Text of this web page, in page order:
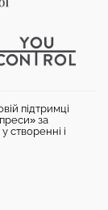
підтримці
за
створенні і